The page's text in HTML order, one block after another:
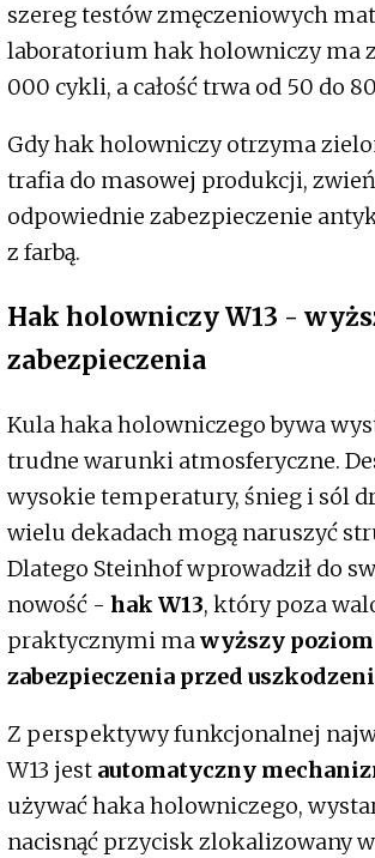
szereg testów zmęczeniowych
laboratorium hak holowniczy ma
000 cykli, a całość trwa od 50 do
Gdy hak holowniczy otrzyma
trafia do masowej produkcji,
odpowiednie zabezpieczenie
z farbą.
Hak holowniczy W13 -
zabezpieczenia
Kula haka holowniczego bywa
trudne warunki atmosferyczne.
wysokie temperatury, śnieg i sól
wielu dekadach mogą naruszyć
Dlatego Steinhof wprowadził do
nowość - hak W13, który poza
praktycznymi mawyższy poziom
zabezpieczenia przed
Z perspektywy funkcjonalnej
W13 jest automatyczny
używać haka holowniczego,
nacisnąć przycisk zlokalizowany